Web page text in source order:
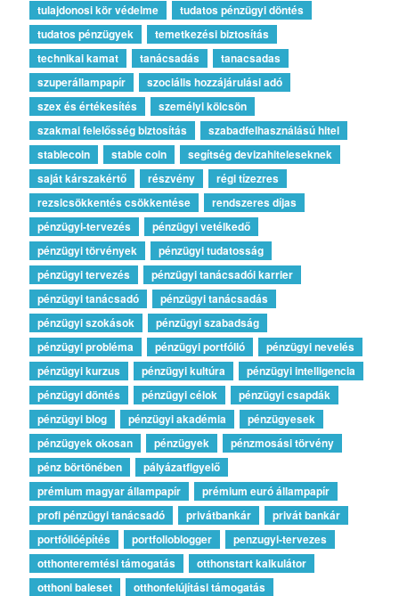
tulajdonosi kör védelme
tudatos pénzügyi döntés
tudatos pénzügyek
temetkezési biztosítás
technikai kamat
tanácsadás
tanacsadas
szuperállampapír
szociális hozzájárulási adó
szex és értékesítés
személyi kölcsön
szakmai felelősség biztosítás
szabadfelhasználású hitel
stablecoin
stable coin
segítség devizahiteleseknek
saját kárszakértő
részvény
régi tízezres
rezsicsökkentés csökkentése
rendszeres díjas
pénzügyi-tervezés
pénzügyi vetélkedő
pénzügyi törvények
pénzügyi tudatosság
pénzügyi tervezés
pénzügyi tanácsadói karrier
pénzügyi tanácsadó
pénzügyi tanácsadás
pénzügyi szokások
pénzügyi szabadság
pénzügyi probléma
pénzügyi portfólió
pénzügyi nevelés
pénzügyi kurzus
pénzügyi kultúra
pénzügyi intelligencia
pénzügyi döntés
pénzügyi célok
pénzügyi csapdák
pénzügyi blog
pénzügyi akadémia
pénzügyesek
pénzügyek okosan
pénzügyek
pénzmosási törvény
pénz börtönében
pályázatfigyelő
prémium magyar állampapír
prémium euró állampapír
profi pénzügyi tanácsadó
privátbankár
privát bankár
portfólióépítés
portfolioblogger
penzugyi-tervezes
otthonteremtési támogatás
otthonstart kalkulátor
otthoni baleset
otthonfelújítási támogatás